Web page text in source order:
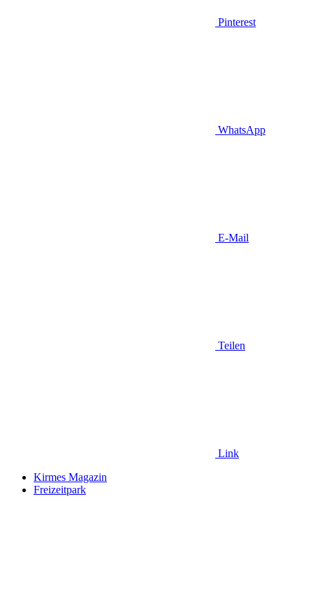
Pinterest
WhatsApp
E-Mail
Teilen
Link
Kirmes Magazin
Freizeitpark